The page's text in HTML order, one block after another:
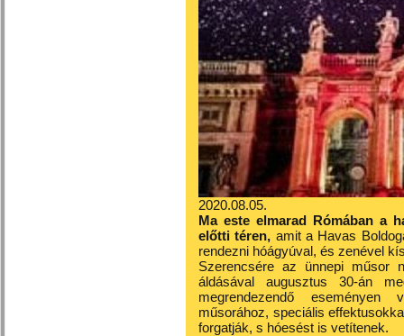
2020.08.05.
Ma este elmarad Rómában a
előtti téren, amit a Havas
rendezni hóágyúval, és zenével
Szerencsére az ünnepi műsor
áldásával augusztus 30-án
megrendezendő
műsorához, speciális
forgatják, s hóesést is vetítenek.